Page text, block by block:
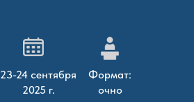
23-24 сентября
2025 г.
Формат:
очно